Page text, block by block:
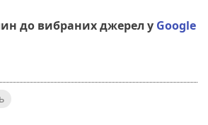
до вибраних джерел у Google